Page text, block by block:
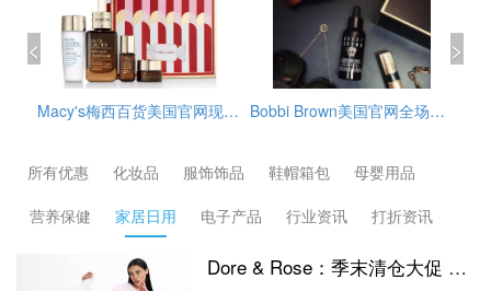
Bobbi Brown美国官网全场海淘满赠活动开启，订单满$65赠3件护肤小样（橘子面霜7ml+眼部打底5ml+卸妆油15ml），需使用优惠码：REFRESH，美国境内免邮，需要通过转运公司运输回来。 GlamGlow格莱魅美国官网冬季大促精选护肤品低至5折+部分额外9折促销，需用码：EXTRA10，另外，订单满$75送清洁4件套，价值$49，美国境内免邮。
< >
所有优惠 化妆品 服饰饰品 鞋帽箱包
母婴用品
营养保健
家居日用 电子产品 行业资讯 打折资讯
Dore & Rose：季末清仓大促 精选家居好物热卖 低至4.5折